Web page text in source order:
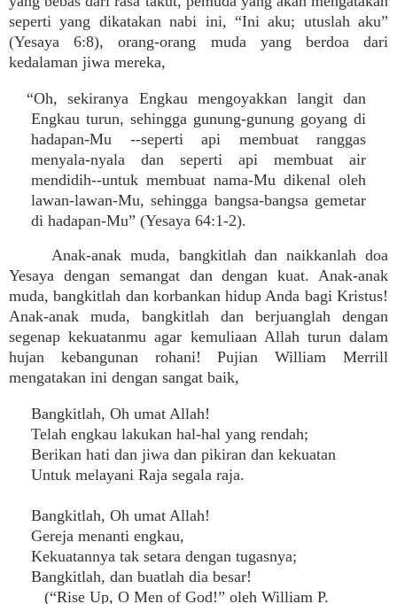
seperti yang dikatakan nabi ini, “Ini aku; utuslah aku”
(Yesaya 6:8), orang-orang muda yang berdoa dari
kedalaman jiwa mereka,
“Oh, sekiranya Engkau mengoyakkan langit dan
Engkau turun, sehingga gunung-gunung goyang di
hadapan-Mu --seperti api membuat ranggas
menyala-nyala dan seperti api membuat air
mendidih--untuk membuat nama-Mu dikenal oleh
lawan-lawan-Mu, sehingga bangsa-bangsa gemetar
di hadapan-Mu” (Yesaya 64:1-2).
Anak-anak muda, bangkitlah dan naikkanlah doa
Yesaya dengan semangat dan dengan kuat. Anak-anak
muda, bangkitlah dan korbankan hidup Anda bagi Kristus!
Anak-anak muda, bangkitlah dan berjuanglah dengan
segenap kekuatanmu agar kemuliaan Allah turun dalam
hujan kebangunan rohani! Pujian William Merrill
mengatakan ini dengan sangat baik,
Bangkitlah, Oh umat Allah!
Telah engkau lakukan hal-hal yang rendah;
Berikan hati dan jiwa dan pikiran dan kekuatan
Untuk melayani Raja segala raja.
Bangkitlah, Oh umat Allah!
Gereja menanti engkau,
Kekuatannya tak setara dengan tugasnya;
Bangkitlah, dan buatlah dia besar!
(“Rise Up, O Men of God!” oleh William P.